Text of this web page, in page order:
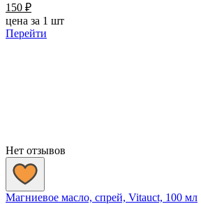
150 ₽
цена за 1 шт
Перейти
Нет отзывов
Магниевое масло, спрей, Vitauct, 100 мл